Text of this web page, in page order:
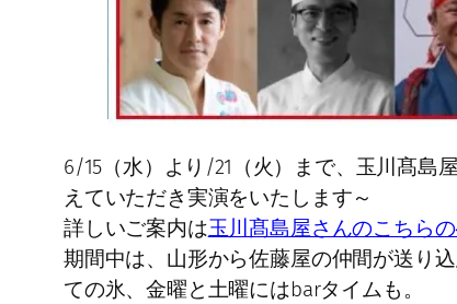
6/15（水）より/21（火）まで、玉川髙島
えていただき実演をいたします～
詳しいご案内は玉川髙島屋さんのこちら
期間中は、山形から佐藤屋の仲間が送り
ての氷、金曜と土曜にはbarタイムも。